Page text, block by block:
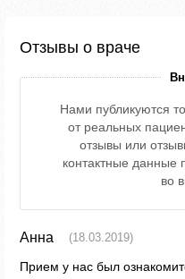
Отзывы о враче
Нами публикуются
от реальных
отзывы или
контактные данные
во
Анна (18.03.2019)
Прием у нас был